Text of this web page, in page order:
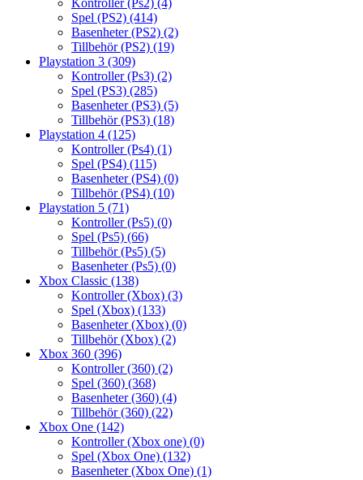
Kontroller (Ps2) (4)
Spel (PS2) (414)
Basenheter (PS2) (2)
Tillbehör (PS2) (19)
Playstation 3 (309)
Kontroller (Ps3) (2)
Spel (PS3) (285)
Basenheter (PS3) (5)
Tillbehör (PS3) (18)
Playstation 4 (125)
Kontroller (Ps4) (1)
Spel (PS4) (115)
Basenheter (PS4) (0)
Tillbehör (PS4) (10)
Playstation 5 (71)
Kontroller (Ps5) (0)
Spel (Ps5) (66)
Tillbehör (Ps5) (5)
Basenheter (Ps5) (0)
Xbox Classic (138)
Kontroller (Xbox) (3)
Spel (Xbox) (133)
Basenheter (Xbox) (0)
Tillbehör (Xbox) (2)
Xbox 360 (396)
Kontroller (360) (2)
Spel (360) (368)
Basenheter (360) (4)
Tillbehör (360) (22)
Xbox One (142)
Kontroller (Xbox one) (0)
Spel (Xbox One) (132)
Basenheter (Xbox One) (1)